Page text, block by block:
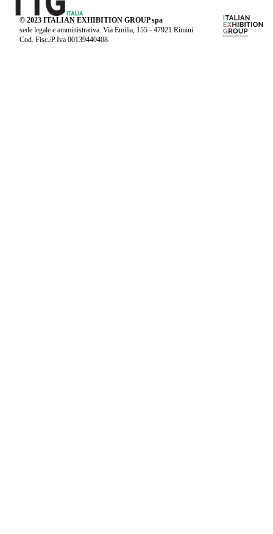
© 2023 ITALIAN EXHIBITION GROUP spa
sede legale e amministrativa: Via Emilia, 155 - 47921 Rimini
Cod. Fisc./P.Iva 00139440408.